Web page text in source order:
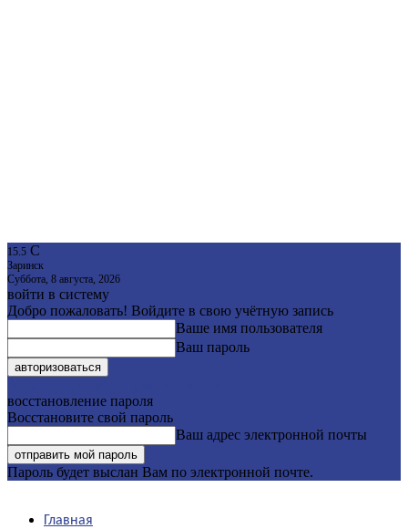
15.5 C
Заринск
Суббота, 8 августа, 2026
войти в систему
Добро пожаловать! Войдите в свою учётную запись
Ваше имя пользователя
Ваш пароль
восстановление пароля
Восстановите свой пароль
Ваш адрес электронной почты
Пароль будет выслан Вам по электронной почте.
Главная